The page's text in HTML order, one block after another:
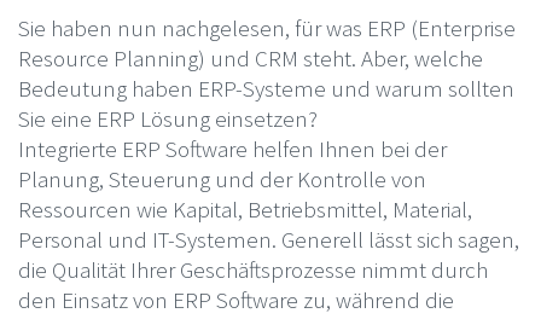
Sie haben nun nachgelesen, für was ERP (Enterprise
Resource Planning) und CRM steht. Aber, welche
Bedeutung haben ERP-Systeme und warum sollten
Sie eine ERP Lösung einsetzen?
Integrierte ERP Software helfen Ihnen bei der
Planung, Steuerung und der Kontrolle von
Ressourcen wie Kapital, Betriebsmittel, Material,
Personal und IT-Systemen. Generell lässt sich sagen,
die Qualität Ihrer Geschäftsprozesse nimmt durch
den Einsatz von ERP Software zu, während die